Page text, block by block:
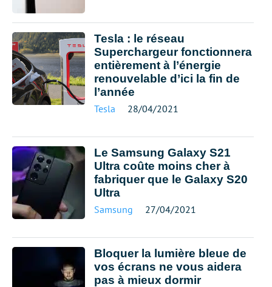
Tesla : le réseau
Superchargeur fonctionnera
entièrement à l’énergie
renouvelable d’ici la fin de
l’année
Tesla 28/04/2021
Le Samsung Galaxy S21
Ultra coûte moins cher à
fabriquer que le Galaxy S20
Ultra
Samsung 27/04/2021
Bloquer la lumière bleue de
vos écrans ne vous aidera
pas à mieux dormir